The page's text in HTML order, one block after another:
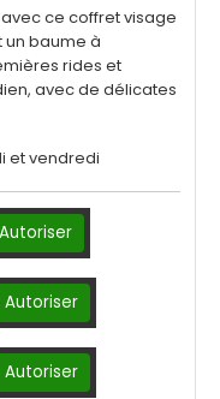
ce coffret visage
un baume à
rides et
avec de délicates
et vendredi
Autoriser
Autoriser
Autoriser